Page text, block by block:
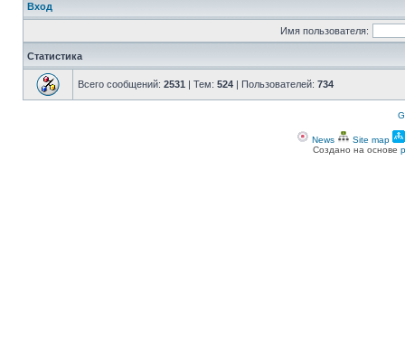
Вход
Имя пользователя:
Статистика
Всего сообщений: 2531 | Тем: 524 | Пользователей: 734
News Site map
Создано на основе